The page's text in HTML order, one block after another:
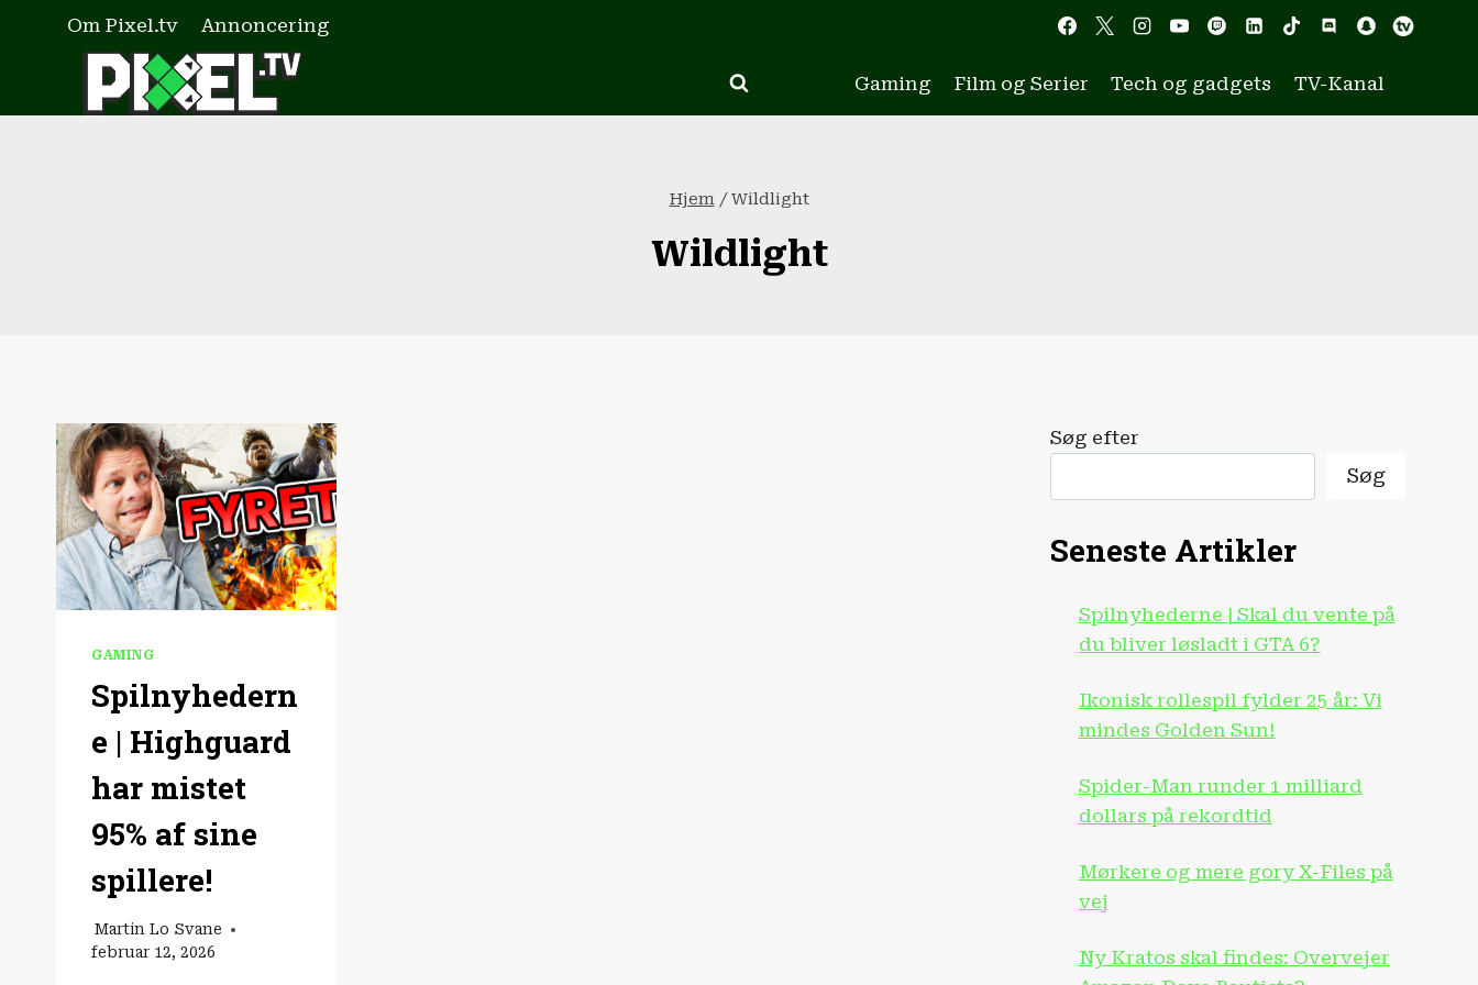
Fortsæt
Om Pixel.tv Annoncering
Gaming Film og Serier Tech og gadgets TV-Kanal
Hjem / Wildlight
Wildlight
GAMING
Spilnyhedern
e | Highguard
har mistet
95% af sine
spillere!
Martin Lo Svane
februar 12, 2026
Søg efter
Søg
Seneste Artikler
Spilnyhederne | Skal du vente på
du bliver løsladt i GTA 6?
Ikonisk rollespil fylder 25 år: Vi
mindes Golden Sun!
Spider-Man runder 1 milliard
dollars på rekordtid
Mørkere og mere gory X-Files på
vej
Ny Kratos skal findes: Overvejer